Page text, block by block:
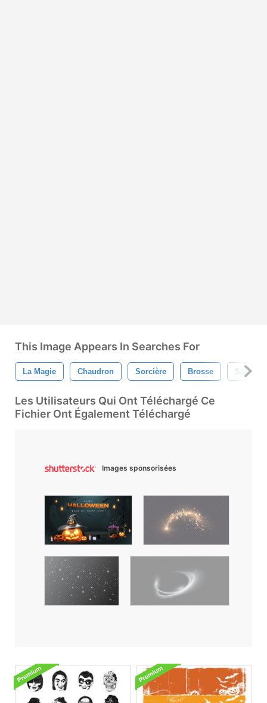
This Image Appears In Searches For
La Magie Chaudron Sorcière Brosse Sacré
Les Utilisateurs Qui Ont Téléchargé Ce
Fichier Ont Également Téléchargé
Images sponsorisées